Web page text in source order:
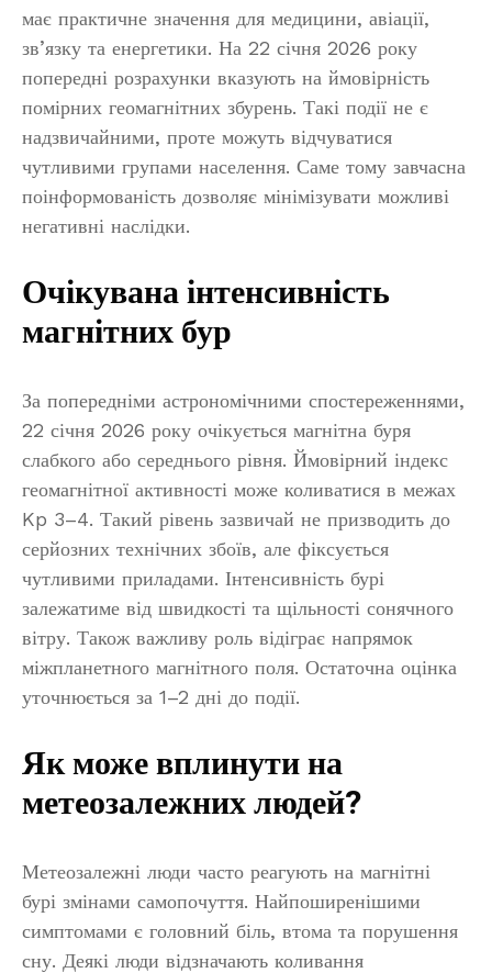
має практичне значення для медицини, авіації,
зв’язку та енергетики. На 22 січня 2026 року
попередні розрахунки вказують на ймовірність
помірних геомагнітних збурень. Такі події не є
надзвичайними, проте можуть відчуватися
чутливими групами населення. Саме тому завчасна
поінформованість дозволяє мінімізувати можливі
негативні наслідки.
Очікувана інтенсивність
магнітних бур
За попередніми астрономічними спостереженнями,
22 січня 2026 року очікується магнітна буря
слабкого або середнього рівня. Ймовірний індекс
геомагнітної активності може коливатися в межах
Kp 3–4. Такий рівень зазвичай не призводить до
серйозних технічних збоїв, але фіксується
чутливими приладами. Інтенсивність бурі
залежатиме від швидкості та щільності сонячного
вітру. Також важливу роль відіграє напрямок
міжпланетного магнітного поля. Остаточна оцінка
уточнюється за 1–2 дні до події.
Як може вплинути на
метеозалежних людей?
Метеозалежні люди часто реагують на магнітні
бурі змінами самопочуття. Найпоширенішими
симптомами є головний біль, втома та порушення
сну. Деякі люди відзначають коливання